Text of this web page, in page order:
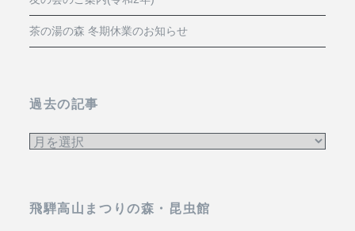
茶の湯の森 冬期休業のお知らせ
過去の記事
過
事
飛騨高山まつりの森・昆虫館